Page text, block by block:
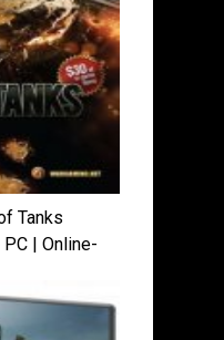
Tanks
PC | Online-